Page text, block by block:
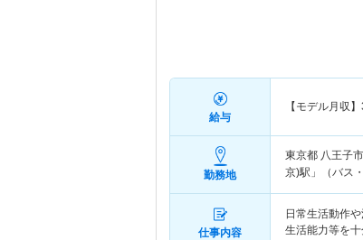
給与
【モデル月収】
勤務地
東京都 八王子市
京)駅」（バス
仕事内容
日常生活動作
生活能力等を